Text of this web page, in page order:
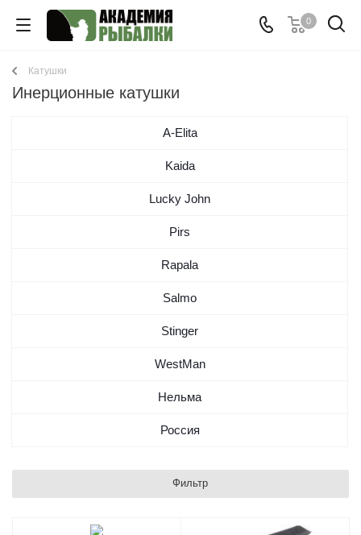
0
Катушки
Инерционные катушки
A-Elita
Kaida
Lucky John
Pirs
Rapala
Salmo
Stinger
WestMan
Нельма
Россия
Фильтр